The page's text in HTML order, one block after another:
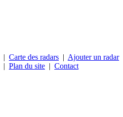
| Carte des radars | Ajouter un radar
| Plan du site | Contact